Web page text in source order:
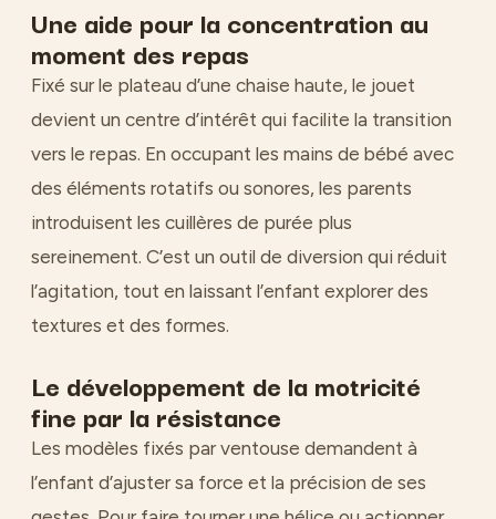
Une aide pour la concentration au
moment des repas
Fixé sur le plateau d’une chaise haute, le jouet
devient un centre d’intérêt qui facilite la transition
vers le repas. En occupant les mains de bébé avec
des éléments rotatifs ou sonores, les parents
introduisent les cuillères de purée plus
sereinement. C’est un outil de diversion qui réduit
l’agitation, tout en laissant l’enfant explorer des
textures et des formes.
Le développement de la motricité
fine par la résistance
Les modèles fixés par ventouse demandent à
l’enfant d’ajuster sa force et la précision de ses